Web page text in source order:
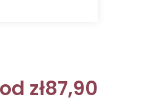
od zł87,90